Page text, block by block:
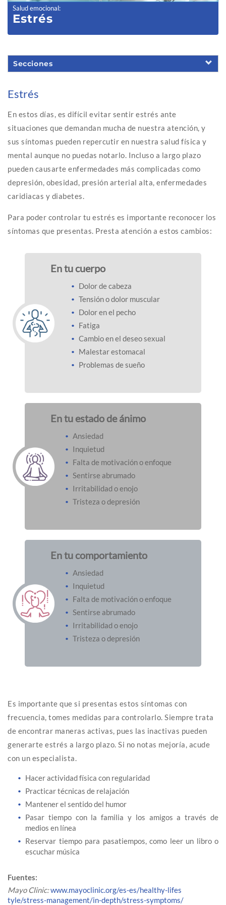
Salud emocional:
Estrés
Secciones
Estrés
En estos días, es difícil evitar sentir estrés ante
situaciones que demandan mucha de nuestra atención, y
sus síntomas pueden repercutir en nuestra salud física y
mental aunque no puedas notarlo. Incluso a largo plazo
pueden causarte enfermedades más complicadas como
depresión, obesidad, presión arterial alta, enfermedades
caridiacas y diabetes.
Para poder controlar tu estrés es importante reconocer los
síntomas que presentas. Presta atención a estos cambios:
En tu cuerpo
Dolor de cabeza
Tensión o dolor muscular
Dolor en el pecho
Fatiga
Cambio en el deseo sexual
Malestar estomacal
Problemas de sueño
En tu estado de ánimo
Ansiedad
Inquietud
Falta de motivación o enfoque
Sentirse abrumado
Irritabilidad o enojo
Tristeza o depresión
En tu comportamiento
Ansiedad
Inquietud
Falta de motivación o enfoque
Sentirse abrumado
Irritabilidad o enojo
Tristeza o depresión
Es importante que si presentas estos síntomas con
frecuencia, tomes medidas para controlarlo. Siempre trata
de encontrar maneras activas, pues las inactivas pueden
generarte estrés a largo plazo. Si no notas mejoría, acude
con un especialista.
Hacer actividad física con regularidad
Practicar técnicas de relajación
Mantener el sentido del humor
Pasar tiempo con la familia y los amigos a través de
medios en línea
Reservar tiempo para pasatiempos, como leer un libro o
escuchar música
Fuentes:
Mayo Clinic:www.mayoclinic.org/es-es/healthy-lifes
tyle/stress-management/in-depth/stress-symptoms/